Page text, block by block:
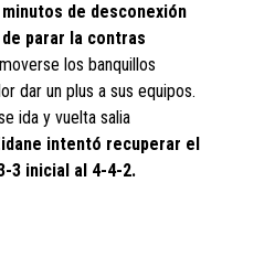
de desconexión
parar la contras
los banquillos
dar un plus a sus equipos.
ida y vuelta salia
intentó recuperar el
3 inicial al 4-4-2.